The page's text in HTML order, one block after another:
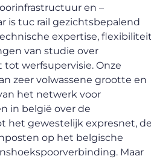
en –
is tuc rail gezichtsbepalend
expertise,
van studie over
werfsupervisie. Onze
zeer volwassene grootte en
het netwerk voor
in belgië over de
het gewestelijk expresnet,
op het belgische
Maar